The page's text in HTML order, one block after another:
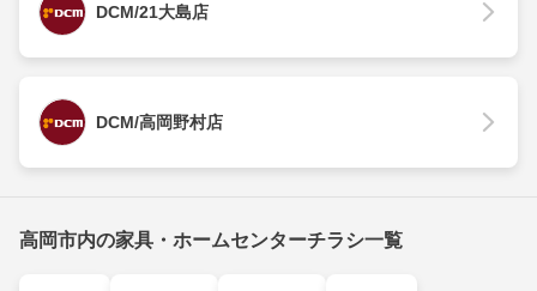
DCM/21大島店
DCM/高岡野村店
高岡市内の家具・ホームセンターチラシ一覧